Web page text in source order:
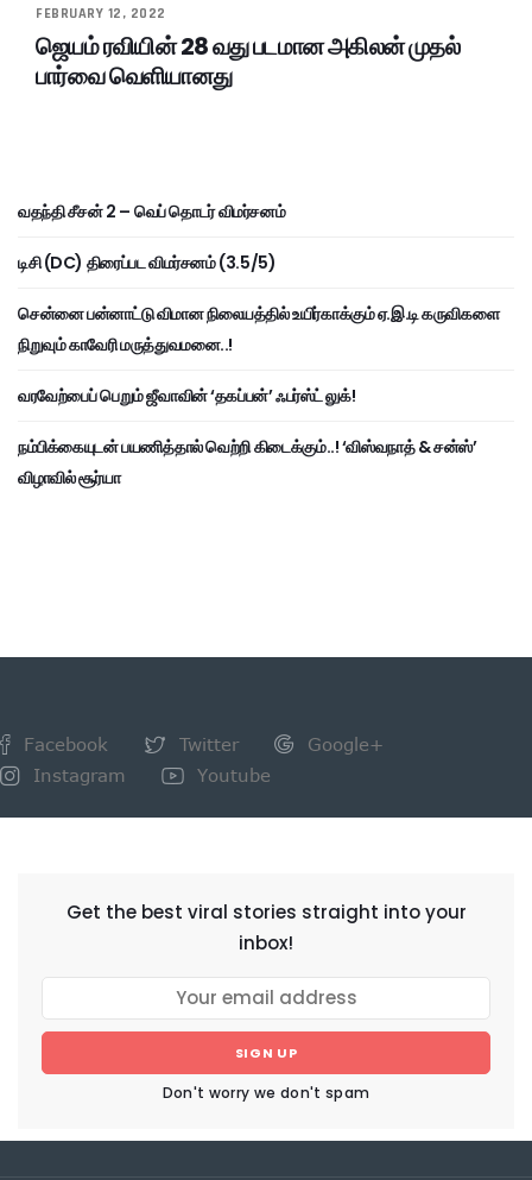
FEBRUARY 12, 2022
ஜெயம் ரவியின் 28 வது படமான அகிலன் முதல்
பார்வை வெளியானது
வதந்தி சீசன் 2 – வெப் தொடர் விமர்சனம்
டிசி (DC) திரைப்பட விமர்சனம் (3.5/5)
சென்னை பன்னாட்டு விமான நிலையத்தில் உயிர்காக்கும் ஏ.இ.டி கருவிகளை
நிறுவும் காவேரி மருத்துவமனை..!
வரவேற்பைப் பெறும் ஜீவாவின் ‘தகப்பன்’ ஃபர்ஸ்ட் லுக்!
நம்பிக்கையுடன் பயணித்தால் வெற்றி கிடைக்கும்..! ‘விஸ்வநாத் & சன்ஸ்’
விழாவில் சூர்யா
Facebook Twitter
Google+
Instagram
Youtube
Get the best viral stories straight into your
inbox!
SIGN UP
Don't worry we don't spam